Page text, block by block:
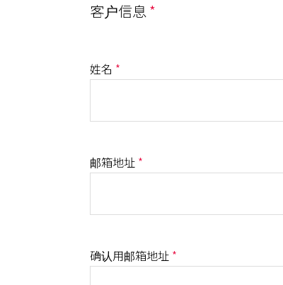
客户信息*
姓名 *
邮箱地址 *
确认用邮箱地址 *